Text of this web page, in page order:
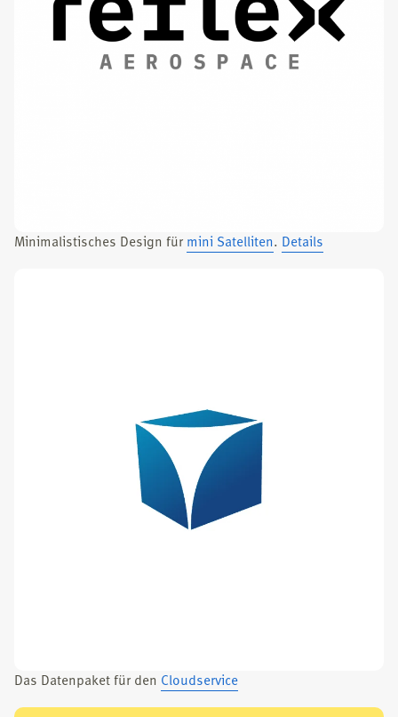
Mini­ma­lis­ti­sches Design für mini Satel­li­ten. Details
Das Daten­pa­ket für den Cloud­ser­vice